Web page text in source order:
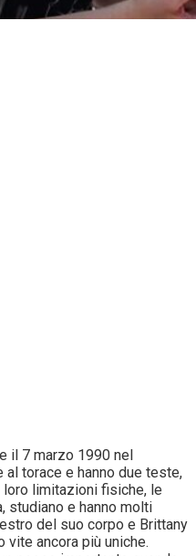
il 7 marzo 1990 nel
al torace e hanno due teste,
limitazioni fisiche, le
studiano e hanno molti
del suo corpo e Brittany
ancora più uniche.